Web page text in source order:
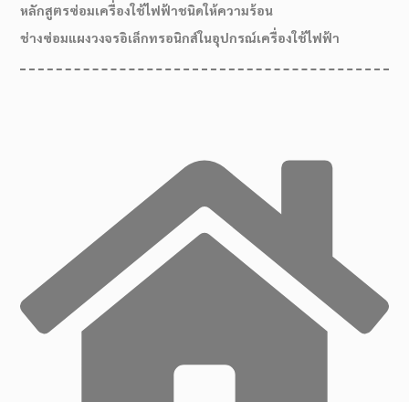
หลักสูตรซ่อมเครื่องใช้ไฟฟ้าชนิดให้ความร้อน
ช่างซ่อมแผงวงจรอิเล็กทรอนิกส์ในอุปกรณ์เครื่องใช้ไฟฟ้า